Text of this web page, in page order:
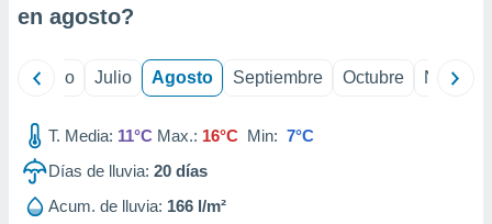
en agosto?
Junio Julio Agosto Septiembre Octubre
T. Media: 11°C Max.: 16°C Min: 7°C
Días de lluvia: 20 días
Acum. de lluvia: 166 l/m²